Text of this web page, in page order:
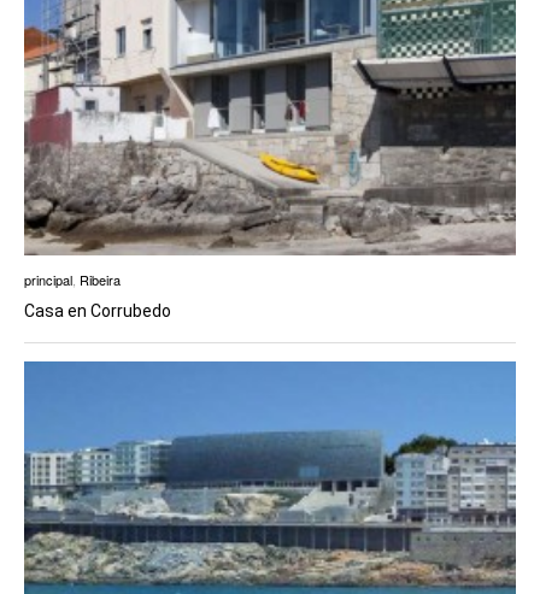
principal Ribeira
Casa en Corrubedo